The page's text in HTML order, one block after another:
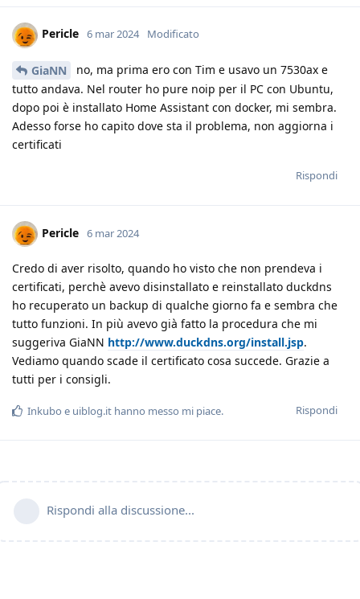
Pericle 6 mar 2024 Modificato
GiaNN
no, ma prima ero con Tim e usavo un 7530ax e
tutto andava. Nel router ho pure noip per il PC con Ubuntu,
dopo poi è installato Home Assistant con docker, mi sembra.
Adesso forse ho capito dove sta il problema, non aggiorna i
certificati
Rispondi
Pericle 6 mar 2024
Credo di aver risolto, quando ho visto che non prendeva i
certificati, perchè avevo disinstallato e reinstallato duckdns
ho recuperato un backup di qualche giorno fa e sembra che
tutto funzioni. In più avevo già fatto la procedura che mi
suggeriva GiaNN http://www.duckdns.org/install.jsp.
Vediamo quando scade il certificato cosa succede. Grazie a
tutti per i consigli.
Rispondi
Inkubo e uiblog.it hanno messo mi piace.
Rispondi alla discussione...